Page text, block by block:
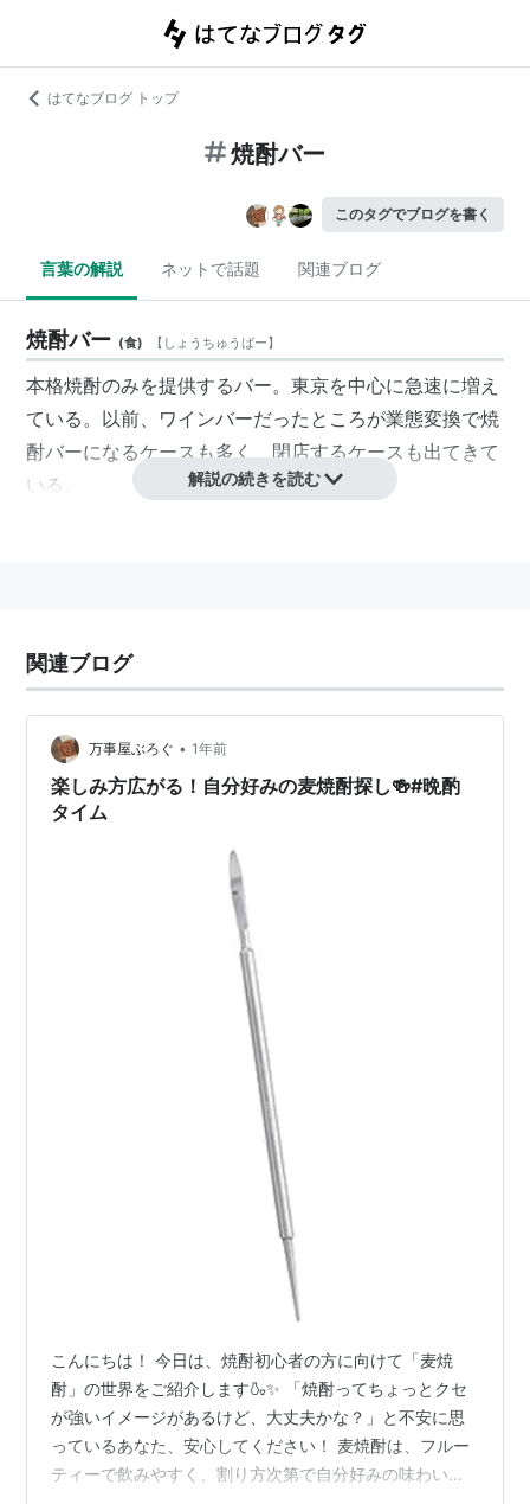
はてなブログ トップ
焼酎バー
このタグでブログを書く
言葉の解説 ネットで話題 関連ブログ
焼酎バー (食) 【 しょうちゅうばー】
本格焼酎のみを提供するバー。東京を中心に急速に増え
ている。以前、ワインバーだったところが業態変換で焼
酎バーになるケースも多く、閉店するケースも出てきて
いる。
解説の続きを読む
関連ブログ
万事屋ぶろぐ • 1年前
楽しみ方広がる！自分好みの麦焼酎探し🍻#晩酌
タイム
こんにちは！ 今日は、焼酎初心者の方に向けて「麦焼
酎」の世界をご紹介します🍶✨ 「焼酎ってちょっとクセ
が強いイメージがあるけど、大丈夫かな？」と不安に思
っているあなた、安心してください！ 麦焼酎は、フルー
ティーで飲みやすく、割り方次第で自分好みの味わいが